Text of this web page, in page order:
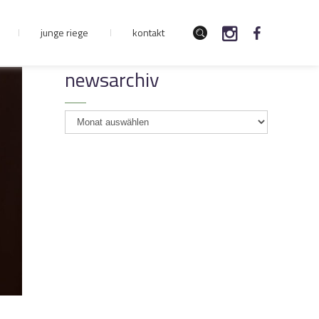
junge riege kontakt
newsarchiv
newsarchiv